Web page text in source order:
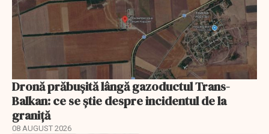
Dronă prăbușită lângă gazoductul Trans-
Balkan: ce se știe despre incidentul de la
graniță
08 AUGUST 2026